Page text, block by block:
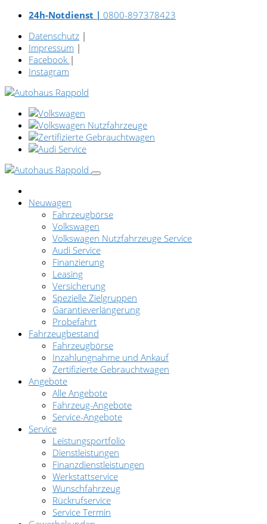
24h-Notdienst | 0800-897378423
Datenschutz |
Impressum |
Facebook |
Instagram
Neuwagen
Fahrzeugbörse
Volkswagen
Volkswagen Nutzfahrzeuge Service
Audi Service
Finanzierung
Leasing
Versicherung
Spezielle Zielgruppen
Garantieverlängerung
Probefahrt
Fahrzeugbestand
Fahrzeugbörse
Inzahlungnahme und Ankauf
Zertifizierte Gebrauchtwagen
Angebote
Alle Angebote
Fahrzeug-Angebote
Service-Angebote
Service
Leistungsportfolio
Dienstleistungen
Finanzdienstleistungen
Werkstattservice
Wunschfahrzeug
Rückrufservice
Service Termin